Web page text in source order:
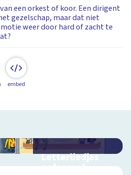
een orkest of koor. Een dirigent
gezelschap, maar dat niet
weer door hard of zacht te
embed
Letterliedjes
oefenspel